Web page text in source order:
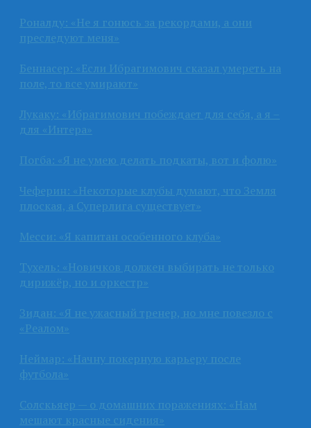
Роналду: «Не я гонюсь за рекордами, а они
преследуют меня»
Беннасер: «Если Ибрагимович сказал умереть на
поле, то все умирают»
Лукаку: «Ибрагимович побеждает для себя, а я –
для «Интера»
Погба: «Я не умею делать подкаты, вот и фолю»
Чеферин: «Некоторые клубы думают, что Земля
плоская, а Суперлига существует»
Месси: «Я капитан особенного клуба»
Тухель: «Новичков должен выбирать не только
дирижёр, но и оркестр»
Зидан: «Я не ужасный тренер, но мне повезло с
«Реалом»
Неймар: «Начну покерную карьеру после
футбола»
Солскьяер — о домашних поражениях: «Нам
мешают красные сидения»